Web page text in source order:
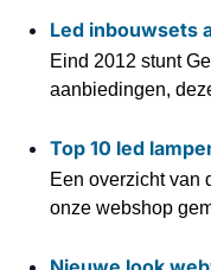
Led inbouwsets
Eind 2012 stunt
aanbiedingen,
Top 10 led
Een overzicht van
onze webshop